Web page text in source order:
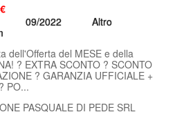
09/2022 Altro
dell'Offerta del MESE e della
? EXTRA SCONTO ? SCONTO
? GARANZIA UFFICIALE +
PO...
PASQUALE DI PEDE SRL